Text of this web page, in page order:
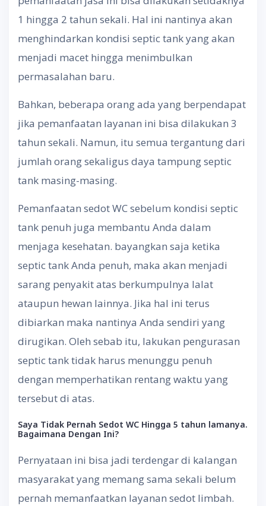
1 hingga 2 tahun sekali. Hal ini nantinya akan
menghindarkan kondisi septic tank yang akan
menjadi macet hingga menimbulkan
permasalahan baru.
Bahkan, beberapa orang ada yang berpendapat
jika pemanfaatan layanan ini bisa dilakukan 3
tahun sekali. Namun, itu semua tergantung dari
jumlah orang sekaligus daya tampung septic
tank masing-masing.
Pemanfaatan sedot WC sebelum kondisi septic
tank penuh juga membantu Anda dalam
menjaga kesehatan. bayangkan saja ketika
septic tank Anda penuh, maka akan menjadi
sarang penyakit atas berkumpulnya lalat
ataupun hewan lainnya. Jika hal ini terus
dibiarkan maka nantinya Anda sendiri yang
dirugikan. Oleh sebab itu, lakukan pengurasan
septic tank tidak harus menunggu penuh
dengan memperhatikan rentang waktu yang
tersebut di atas.
Saya Tidak Pernah Sedot WC Hingga 5 tahun lamanya.
Bagaimana Dengan Ini?
Pernyataan ini bisa jadi terdengar di kalangan
masyarakat yang memang sama sekali belum
pernah memanfaatkan layanan sedot limbah.